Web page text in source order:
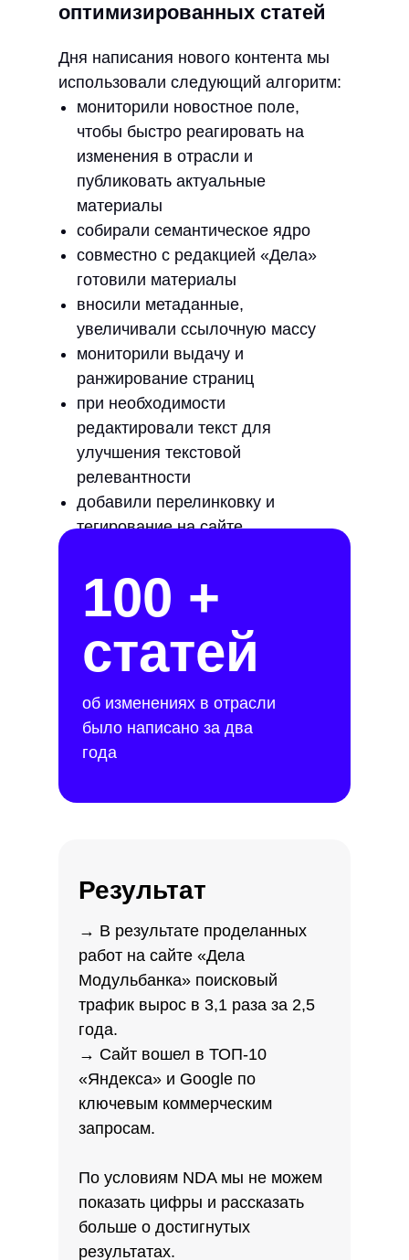
оптимизированных статей
Дня написания нового контента мы
использовали следующий алгоритм:
мониторили новостное поле,
чтобы быстро реагировать на
изменения в отрасли и
публиковать актуальные
материалы
собирали семантическое ядро
совместно с редакцией «Дела»
готовили материалы
вносили метаданные,
увеличивали ссылочную массу
мониторили выдачу и
ранжирование страниц
при необходимости
редактировали текст для
улучшения текстовой
релевантности
добавили перелинковку и
тегирование на сайте
100 +
статей
об изменениях в отрасли
было написано за два
года
Результат
→ В результате проделанных
работ на сайте «Дела
Модульбанка» поисковый
трафик вырос в 3,1 раза за 2,5
года.
→ Сайт вошел в ТОП-10
«Яндекса» и Google по
ключевым коммерческим
запросам.
По условиям NDA мы не можем
показать цифры и рассказать
больше о достигнутых
результатах.